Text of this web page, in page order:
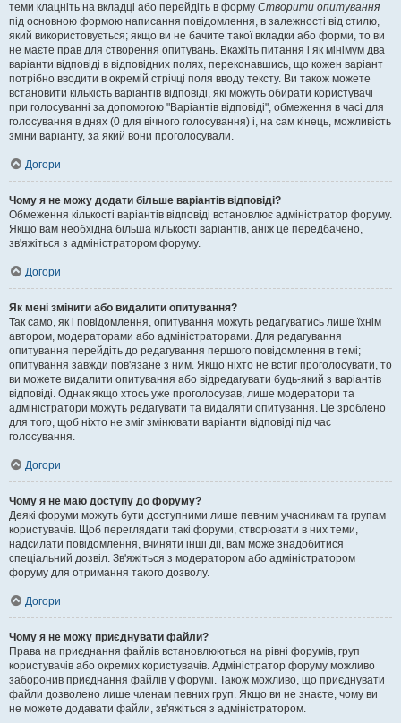
теми клацніть на вкладці або перейдіть в форму Створити опитування
під основною формою написання повідомлення, в залежності від стилю,
який використовується; якщо ви не бачите такої вкладки або форми, то ви
не маєте прав для створення опитувань. Вкажіть питання і як мінімум два
варіанти відповіді в відповідних полях, переконавшись, що кожен варіант
потрібно вводити в окремій стрічці поля вводу тексту. Ви також можете
встановити кількість варіантів відповіді, які можуть обирати користувачі
при голосуванні за допомогою "Варіантів відповіді", обмеження в часі для
голосування в днях (0 для вічного голосування) і, на сам кінець, можливість
зміни варіанту, за який вони проголосували.
Догори
Чому я не можу додати більше варіантів відповіді?
Обмеження кількості варіантів відповіді встановлює адміністратор форуму.
Якщо вам необхідна більша кількості варіантів, аніж це передбачено,
зв'яжіться з адміністратором форуму.
Догори
Як мені змінити або видалити опитування?
Так само, як і повідомлення, опитування можуть редагуватись лише їхнім
автором, модераторами або адміністраторами. Для редагування
опитування перейдіть до редагування першого повідомлення в темі;
опитування завжди пов'язане з ним. Якщо ніхто не встиг проголосувати, то
ви можете видалити опитування або відредагувати будь-який з варіантів
відповіді. Однак якщо хтось уже проголосував, лише модератори та
адміністратори можуть редагувати та видаляти опитування. Це зроблено
для того, щоб ніхто не зміг змінювати варіанти відповіді під час
голосування.
Догори
Чому я не маю доступу до форуму?
Деякі форуми можуть бути доступними лише певним учасникам та групам
користувачів. Щоб переглядати такі форуми, створювати в них теми,
надсилати повідомлення, вчиняти інші дії, вам може знадобитися
спеціальний дозвіл. Зв'яжіться з модератором або адміністратором
форуму для отримання такого дозволу.
Догори
Чому я не можу приєднувати файли?
Права на приєднання файлів встановлюються на рівні форумів, груп
користувачів або окремих користувачів. Адміністратор форуму можливо
заборонив приєднання файлів у форумі. Також можливо, що приєднувати
файли дозволено лише членам певних груп. Якщо ви не знаєте, чому ви
не можете додавати файли, зв'яжіться з адміністратором.